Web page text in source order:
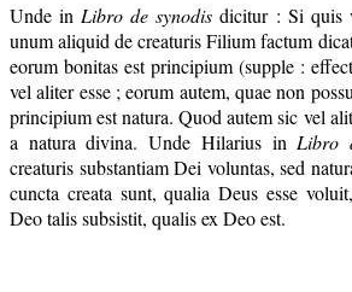
Unde in Libro de synodis dicitur : Si quis
unum aliquid de creaturis Filium factum
eorum bonitas est principium (supple :
vel aliter esse ; eorum autem, quae non
principium est natura. Quod autem sic vel
a natura divina. Unde Hilarius in Libro
creaturis substantiam Dei voluntas, sed
cuncta creata sunt, qualia Deus esse
Deo talis subsistit, qualis ex Deo est.